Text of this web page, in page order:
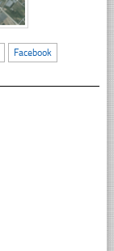
Facebook